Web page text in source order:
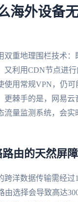
海外设备
双重地理围栏技术：
又利用CDN节点进
使用常规VPN，仍可
更棘手的是，网易云
流量监测系统，会实
由的天然屏障
跨洋数据传输需经过
由选择会导致高达